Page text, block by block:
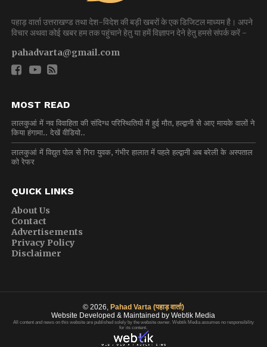
पहाड़ वार्ता उत्तराखण्ड तथा देश-विदेश की बड़ी खबरों के एक डिजिटल माध्यम है। अपने
विचार अथवा कोई खबर हम तक पहुंचाने हेतु या हमें विज्ञापन देने हेतु हमसे संपर्क करें -
pahadvarta@gmail.com
MOST READ
लालकुआं में नव विवाहिता की संदिग्ध परिस्थितियों में हुई मौत, हल्द्वानी से आए मायके वालों ने
किया हंगामा.. देखें वीडियो..
लालकुआं में विद्युत पोल से गिरा युवक, गंभीर हालात में पहले हल्द्वानी अब बरेली के अस्पताल
को रेफर
QUICK LINKS
About Us
Contact
Advertisements
Privacy Policy
Disclaimer
© 2026, Pahad Varta (पहाड़ वार्ता)
Website Developed & Maintained by Webtik Media
All content and news on this website are published solely by the website owner. Webtik Media assumes no responsibility
for its content.